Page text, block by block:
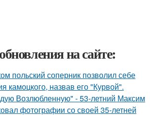
на сайте:
польский соперник позволил себе
камоцкого, назвав его "Курвой".
Возлюбленную" - 53-летний Максим
фотографии со своей 35-летней